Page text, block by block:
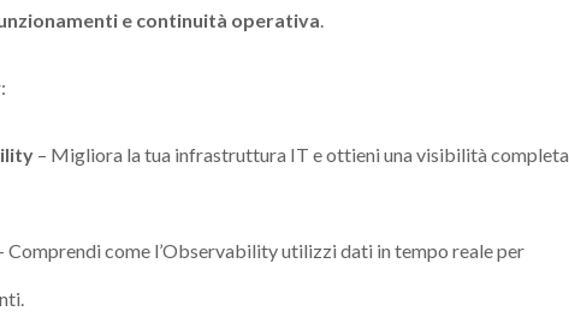
e continuità operativa.
– Migliora la tua infrastruttura IT e ottieni una visibilità completa
Comprendi come l’Observability utilizzi dati in tempo reale per